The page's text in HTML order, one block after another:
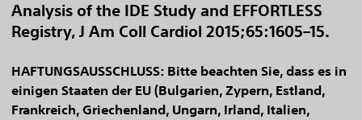
Analysis of the IDE Study and EFFORTLESS
Registry, J Am Coll Cardiol 2015;65:1605–15.
HAFTUNGSAUSSCHLUSS: Bitte beachten Sie, dass es in
einigen Staaten der EU (Bulgarien, Zypern, Estland,
Frankreich, Griechenland, Ungarn, Irland, Italien,